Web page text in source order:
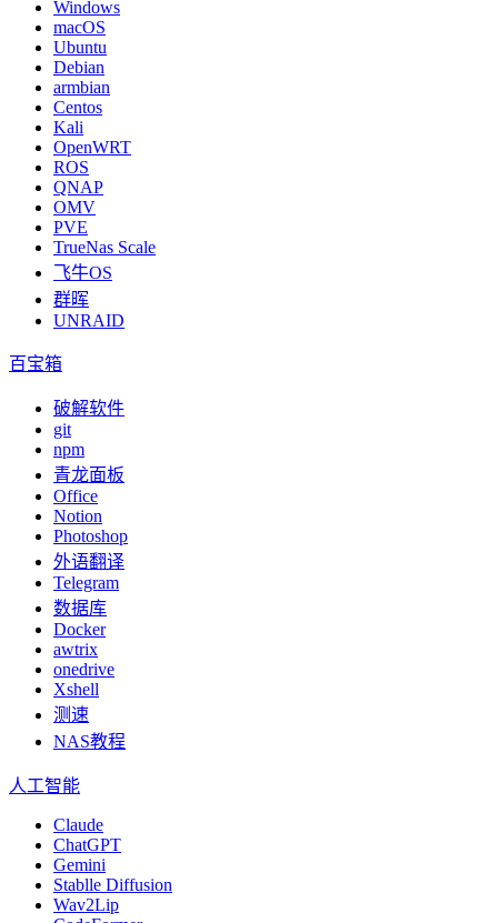
Windows
macOS
Ubuntu
Debian
armbian
Centos
Kali
OpenWRT
ROS
QNAP
OMV
PVE
TrueNas Scale
飞牛OS
群晖
UNRAID
百宝箱
破解软件
git
npm
青龙面板
Office
Notion
Photoshop
外语翻译
Telegram
数据库
Docker
awtrix
onedrive
Xshell
测速
NAS教程
人工智能
Claude
ChatGPT
Gemini
Stablle Diffusion
Wav2Lip